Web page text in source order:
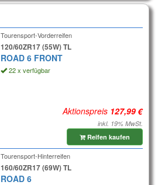
Tourensport-Vorderreifen
120/60ZR17 (55W) TL
ROAD 6 FRONT
22 x verfügbar
Aktionspreis
inkl. 19% MwSt.
Reifen kaufen
Tourensport-Hinterreifen
160/60ZR17 (69W) TL
ROAD 6